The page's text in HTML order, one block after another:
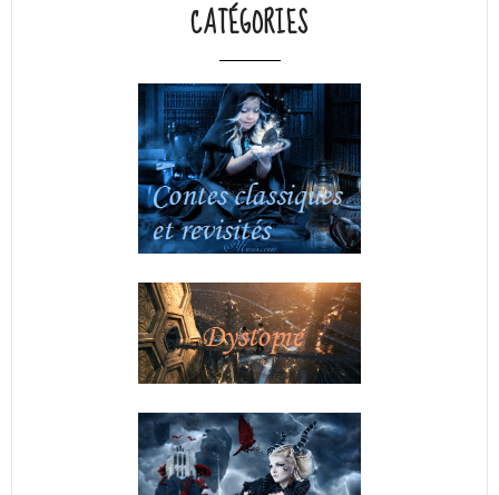
CATÉGORIES